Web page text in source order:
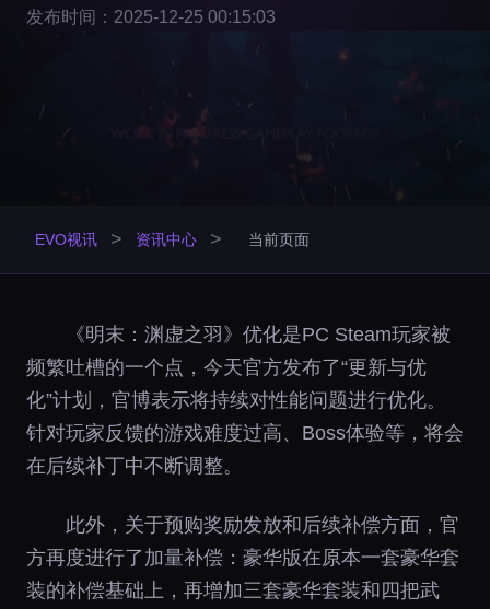
发布时间：2025-12-25 00:15:03
EVO视讯 > 资讯中心 > 当前页面
《明末：渊虚之羽》优化是PC Steam玩家被
频繁吐槽的一个点，今天官方发布了“更新与优
化”计划，官博表示将持续对性能问题进行优化。
针对玩家反馈的游戏难度过高、Boss体验等，将会
在后续补丁中不断调整。
此外，关于预购奖励发放和后续补偿方面，官
方再度进行了加量补偿：豪华版在原本一套豪华套
装的补偿基础上，再增加三套豪华套装和四把武